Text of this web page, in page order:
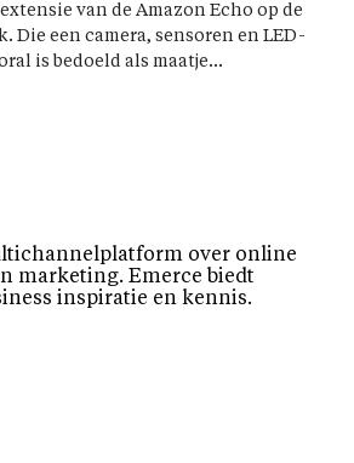
van de Amazon Echo op de
Die een camera, sensoren en LED-
is bedoeld als maatje...
over online
marketing. Emerce biedt
inspiratie en kennis.